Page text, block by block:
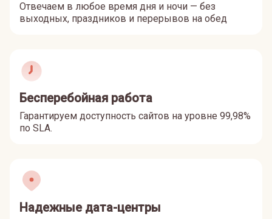
Отвечаем в любое время дня и ночи — без
выходных, праздников и перерывов на обед
Бесперебойная работа
Гарантируем доступность сайтов на уровне 99,98%
по SLA.
Надежные дата-центры